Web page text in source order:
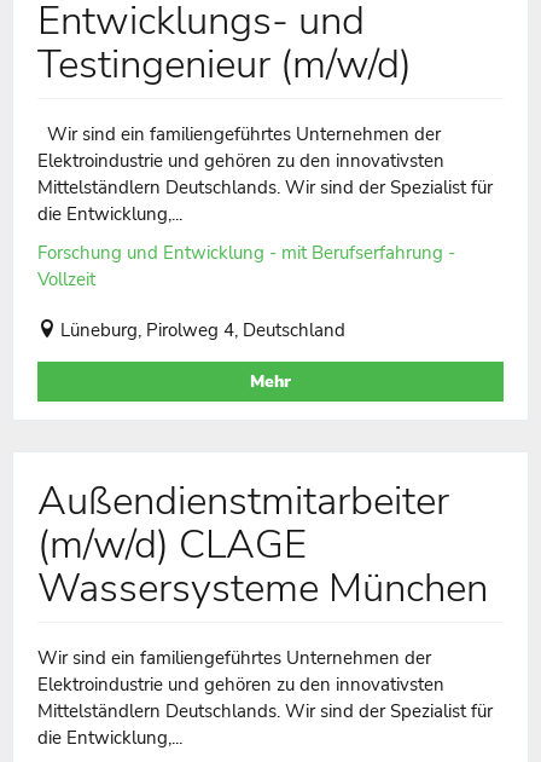
Entwicklungs- und
Testingenieur (m/w/d)
Wir sind ein familiengeführtes Unternehmen der
Elektroindustrie und gehören zu den innovativsten
Mittelständlern Deutschlands. Wir sind der Spezialist für
die Entwicklung,...
Forschung und Entwicklung - mit Berufserfahrung -
Vollzeit
Lüneburg, Pirolweg 4, Deutschland
Mehr
Außendienstmitarbeiter
(m/w/d) CLAGE
Wassersysteme München
Wir sind ein familiengeführtes Unternehmen der
Elektroindustrie und gehören zu den innovativsten
Mittelständlern Deutschlands. Wir sind der Spezialist für
die Entwicklung,...